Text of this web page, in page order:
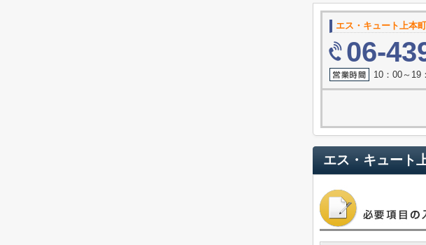
エス・キュート上本
06-
10：00～19
エス・キュート